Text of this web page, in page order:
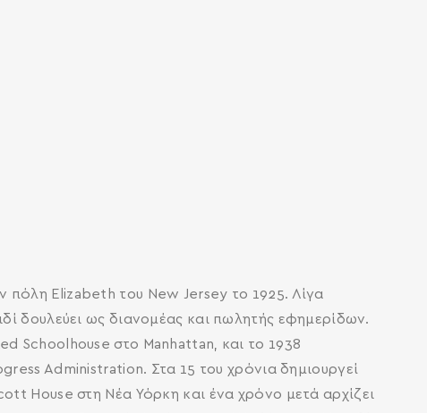
Elizabeth του New Jersey το 1925. Λίγα
δουλεύει ως διανομέας και πωλητής εφημερίδων.
Schoolhouse στο Manhattan, και το 1938
Administration. Στα 15 του χρόνια δημιουργεί
House στη Νέα Υόρκη και ένα χρόνο μετά αρχίζει